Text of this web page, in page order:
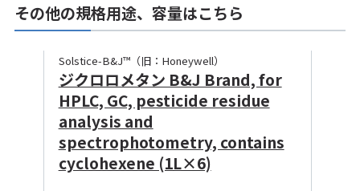
その他の規格用途、容量はこちら
Solstice-B&J™（旧：Honeywell）
ジクロロメタン B&J Brand, for
HPLC, GC, pesticide residue
analysis and
spectrophotometry, contains
cyclohexene (1L×6)